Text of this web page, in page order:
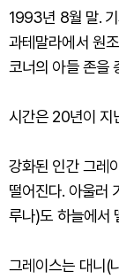
1993년 8월 말.
과테말라에서 원
코너의 아들 존을
시간은 20년이 지
강화된 인간 그레
떨어진다. 아울러
루나)도 하늘에서
그레이스는 대니(